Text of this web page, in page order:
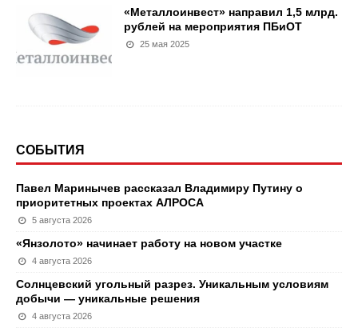
«Металлоинвест» направил 1,5 млрд.
рублей на мероприятия ПБиОТ
25 мая 2025
СОБЫТИЯ
Павел Маринычев рассказал Владимиру Путину о
приоритетных проектах АЛРОСА
5 августа 2026
«Янзолото» начинает работу на новом участке
4 августа 2026
Солнцевский угольный разрез. Уникальным условиям
добычи — уникальные решения
4 августа 2026